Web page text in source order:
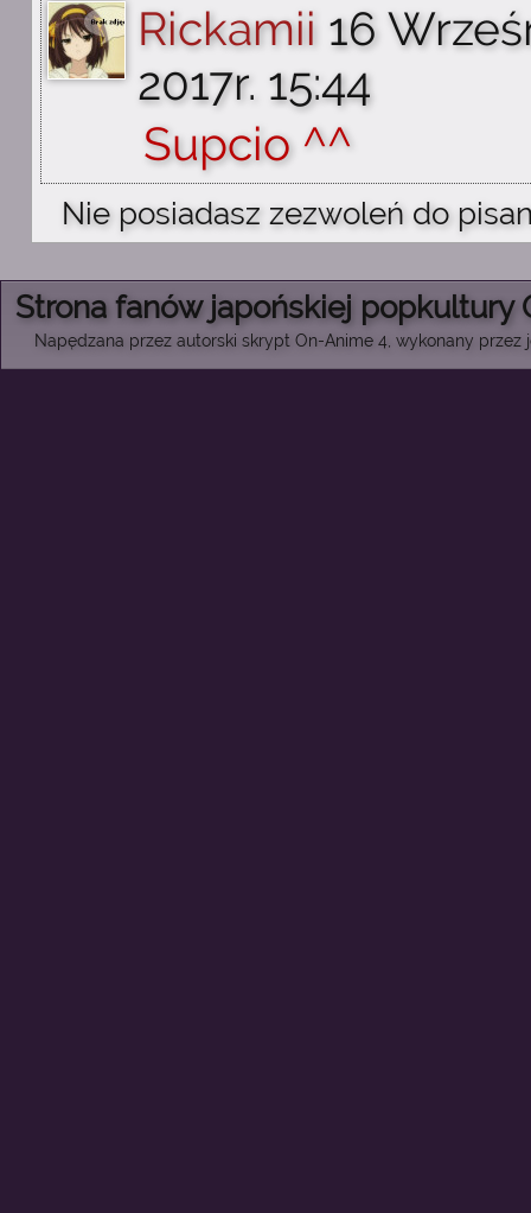
Rickamii 16
2017r. 15:44
Supcio ^^
Nie posiadasz zezwoleń do
Strona fanów japońskiej popkultury
Napędzana przez autorski skrypt On-Anime 4, wykonany przez